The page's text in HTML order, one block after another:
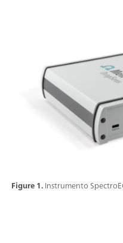
Figure 1.Instrumento